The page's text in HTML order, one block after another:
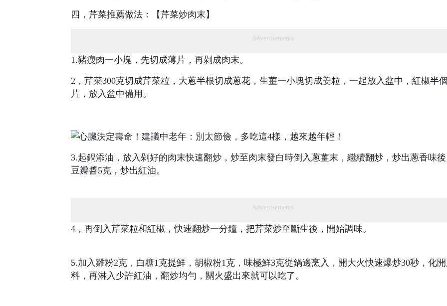
四，芹菜推薦做法：【芹菜炒肉末】
Advertisements
1.豬瘦肉一小塊，先切成薄片，再剁成肉末。
2，芹菜300克切成芹菜粒，大蔥半根切成蔥花，生薑一小塊切成姜粒，一起放入盆中，紅椒半
片，放入盆中備用。
3.起鍋添油，放入剁好的肉末快速翻炒，炒至肉末發白時倒入蔥薑末，繼續翻炒，炒出蔥香味
豆瓣醬5克，炒出紅油。
Advertisements
4，再倒入芹菜粒和紅椒，快速翻炒一分鐘，把芹菜炒至斷生後，開始調味。
5.加入雞粉2克，白糖1克提鮮，胡椒粉1克，味極鮮3克從鍋邊烹入，開大火快速爆炒30秒，化
料，再淋入少許紅油，翻炒均勻，關火盛出來就可以吃了。